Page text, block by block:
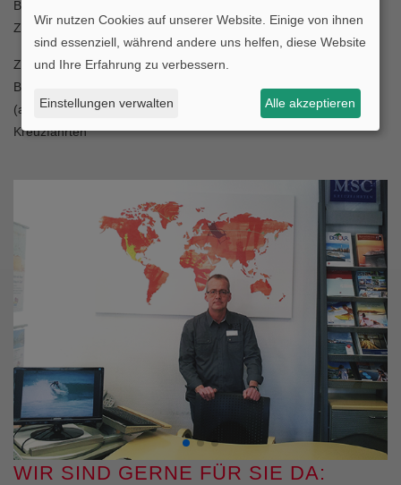
Breitgefächerte Angebote mit zusätzlichen Leistungen sparen
Zeit, sind bequem und geben Sicherheit.
Zu unseren Schwerpunkten bei der Urlaubsplanung zählen
Badeaufenthalte
Städtereisen⇒Fernreisen
(auch individuelle Bausteinreisen)
Studienreisen⇒
Kreuzfahrten
WIR SIND GERNE FÜR SIE DA:
Wir nutzen Cookies auf unserer Website. Einige von ihnen
sind essenziell, während andere uns helfen, diese Website
und Ihre Erfahrung zu verbessern.
Einstellungen verwalten Alle akzeptieren